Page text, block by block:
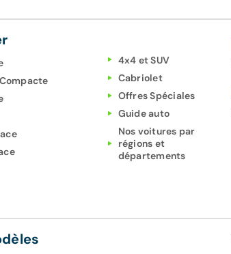
4x4 et SUV
Cabriolet
Offres Spéciales
Guide auto
Nos voitures par
régions et
départements